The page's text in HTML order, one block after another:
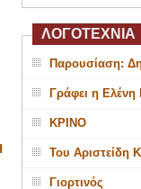
ΛΟΓΟΤΕΧΝΙΑ
Παρουσίαση:
Γράφει η Ελένη
ΚΡΙΝΟ
Του Αριστείδη
Γιορτινός